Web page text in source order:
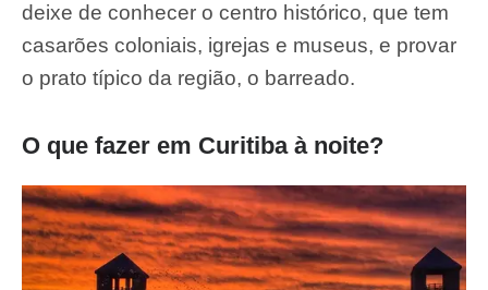
deixe de conhecer o centro histórico, que tem
casarões coloniais, igrejas e museus, e provar
o prato típico da região, o barreado.
O que fazer em Curitiba à noite?